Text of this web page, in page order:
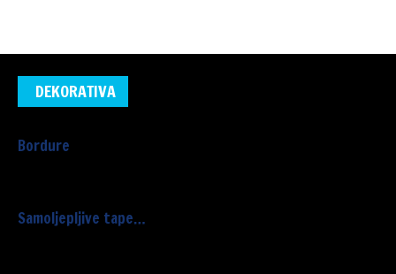
DEKORATIVA
Bordure
Samoljepljive tape…